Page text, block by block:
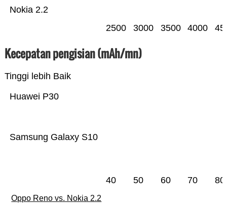
Nokia 2.2
2500 3000 3500 4000
Kecepatan pengisian (mAh/mn)
Tinggi lebih Baik
Samsung Galaxy S10
Huawei P30
40 50 60 70 80
Oppo Reno vs. Nokia 2.2